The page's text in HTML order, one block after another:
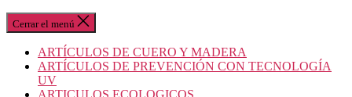
Cerrar el menú
ARTÍCULOS DE CUERO Y MADERA
ARTÍCULOS DE PREVENCIÓN CON TECNOLOGÍA
UV
ARTICULOS ECOLOGICOS